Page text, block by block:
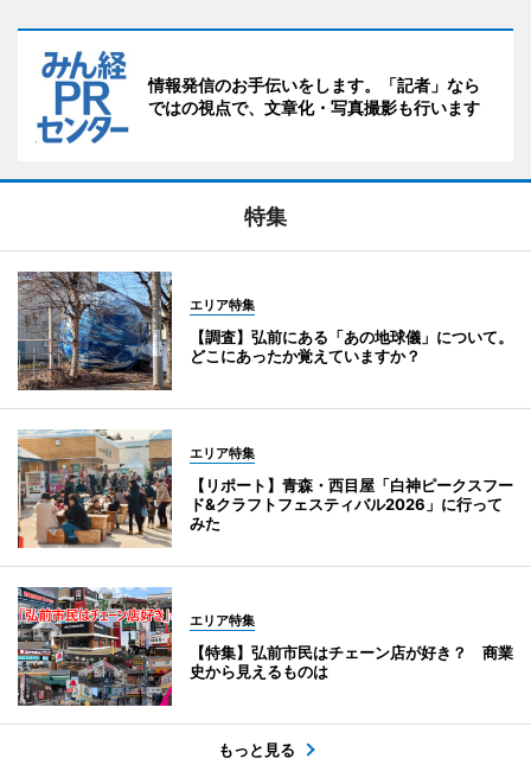
情報発信のお手伝いをします。「記者」なら
ではの視点で、文章化・写真撮影も行います
特集
エリア特集
【調査】弘前にある「あの地球儀」について。
どこにあったか覚えていますか？
エリア特集
【リポート】青森・西目屋「白神ピークスフー
ド&クラフトフェスティバル2026」に行って
みた
エリア特集
【特集】弘前市民はチェーン店が好き？ 商業
史から見えるものは
もっと見る